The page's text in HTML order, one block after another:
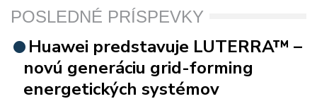
POSLEDNÉ PRÍSPEVKY
Huawei predstavuje LUTERRA™ –
novú generáciu grid-forming
energetických systémov